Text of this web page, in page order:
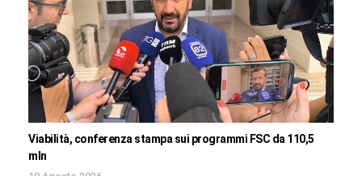
Viabilità, conferenza stampa sui programmi FSC da 110,5
mln